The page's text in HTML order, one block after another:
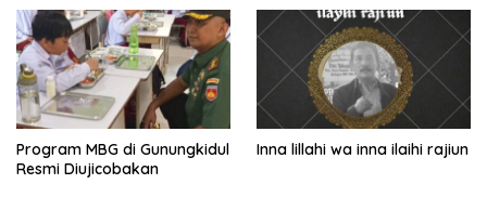
Program MBG di Gunungkidul
Resmi Diujicobakan
Inna lillahi wa inna ilaihi rajiun